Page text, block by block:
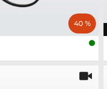
40 %